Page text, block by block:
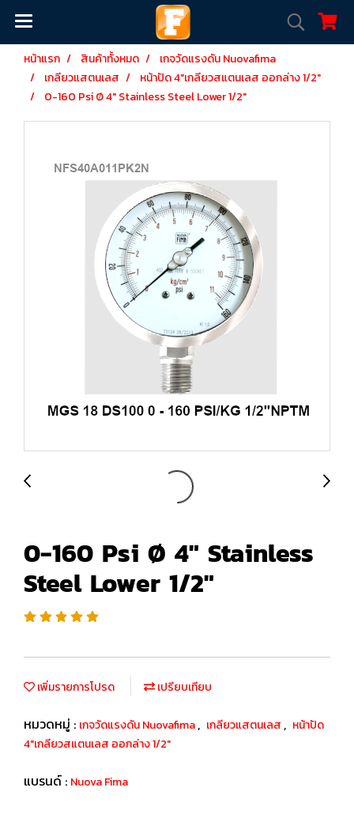
หน้าแรก สินค้าทั้งหมด
เกจวัดแรงดัน Nuovafima
เกลียวแสตนเลส
หน้าปัด 4"เกลียวสแตนเลส ออกล่าง 1/2"
0-160 Psi Ø 4" Stainless Steel Lower 1/2"
0-160 Psi Ø 4" Stainless
Steel Lower 1/2"
เพิ่มรายการโปรด เปรียบเทียบ
หมวดหมู่ : เกจวัดแรงดัน Nuovafima, เกลียวแสตนเลส , หน้าปัด
4"เกลียวสแตนเลส ออกล่าง 1/2"
แบรนด์ : Nuova Fima